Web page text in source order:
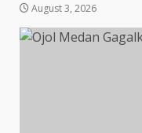
August 3, 2026